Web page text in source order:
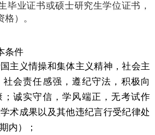
毕业证书或硕士研究生学位证书，
）。
条件
主义情操和集体主义精神，社会主
社会责任感强，遵纪守法，积极向
；诚实守信，学风端正，无考试作
术成果以及其他违纪言行受纪律处
内）；